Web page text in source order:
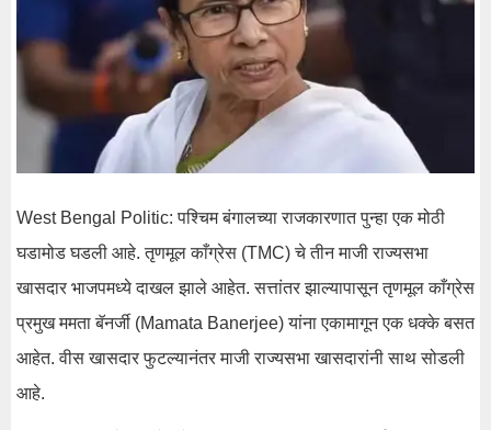
West Bengal Politic: पश्चिम बंगालच्या राजकारणात पुन्हा एक मोठी
घडामोड घडली आहे. तृणमूल काँग्रेस (TMC) चे तीन माजी राज्यसभा
खासदार भाजपमध्ये दाखल झाले आहेत. सत्तांतर झाल्यापासून तृणमूल काँग्रेस
प्रमुख ममता बॅनर्जी (Mamata Banerjee) यांना एकामागून एक धक्के बसत
आहेत. वीस खासदार फुटल्यानंतर माजी राज्यसभा खासदारांनी साथ सोडली
आहे.